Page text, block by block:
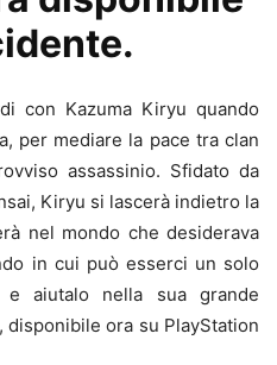
con Kazuma Kiryu quando
per mediare la pace tra clan
assassinio. Sfidato da
Kiryu si lascerà indietro la
nel mondo che desiderava
in cui può esserci un solo
aiutalo nella sua grande
disponibile ora su PlayStation